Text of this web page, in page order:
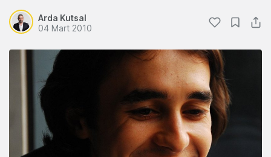
Arda Kutsal
04 Mart 2010